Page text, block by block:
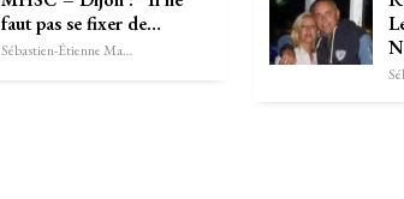
faut pas se fixer de…
Sébastien-Étienne Marechal